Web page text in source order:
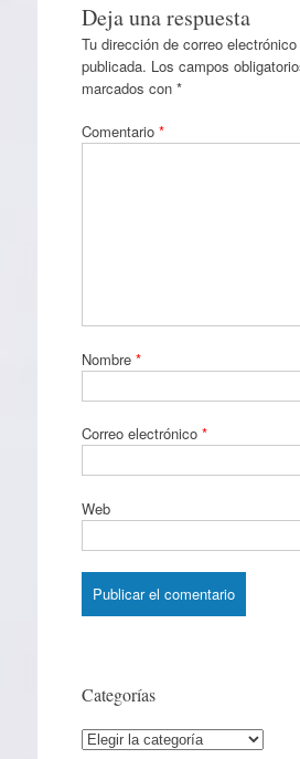
Deja una respuesta
Tu dirección de correo
publicada. Los campos
marcados con *
Comentario *
Nombre *
Correo electrónico *
Web
Categorías
Categorías